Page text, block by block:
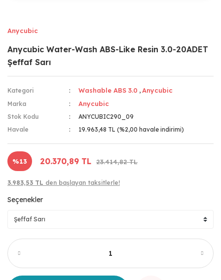
Anycubic
Anycubic Water-Wash ABS-Like Resin 3.0-20ADET
Şeffaf Sarı
Kategori Washable ABS 3.0 ,Anycubic
Marka Anycubic
Stok Kodu
ANYCUBIC290_09
Havale
19.963,48 TL (%2,00 havale indirimi)
%13 20.370,89 TL 23.414,82 TL
3.983,53 TL den başlayan taksitlerle!
Seçenekler